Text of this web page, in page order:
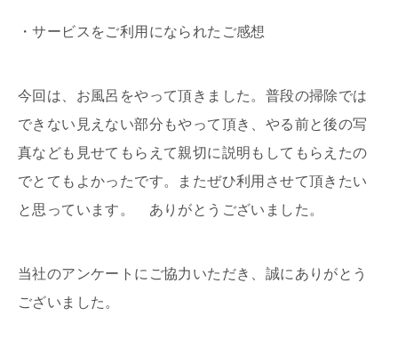
・サービスをご利用になられたご感想
今回は、お風呂をやって頂きました。普段の掃除では
できない見えない部分もやって頂き、やる前と後の写
真なども見せてもらえて親切に説明もしてもらえたの
でとてもよかったです。またぜひ利用させて頂きたい
と思っています。 ありがとうございました。
当社のアンケートにご協力いただき、誠にありがとう
ございました。